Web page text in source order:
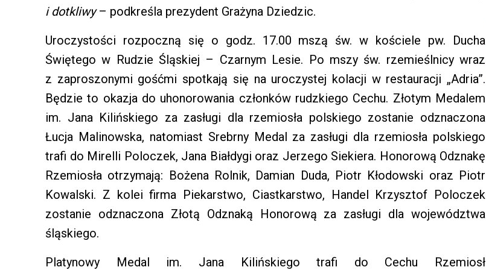
i dotkliwy– podkreśla prezydent Grażyna Dziedzic.
Uroczystości rozpoczną się o godz. 17.00 mszą św. w kościele pw. Ducha
Świętego w Rudzie Śląskiej – Czarnym Lesie. Po mszy św. rzemieślnicy wraz
z zaproszonymi gośćmi spotkają się na uroczystej kolacji w restauracji „Adria”.
Będzie to okazja do uhonorowania członków rudzkiego Cechu. Złotym Medalem
im. Jana Kilińskiego za zasługi dla rzemiosła polskiego zostanie odznaczona
Łucja Malinowska, natomiast Srebrny Medal za zasługi dla rzemiosła polskiego
trafi do Mirelli Poloczek, Jana Białdygi oraz Jerzego Siekiera. Honorową Odznakę
Rzemiosła otrzymają: Bożena Rolnik, Damian Duda, Piotr Kłodowski oraz Piotr
Kowalski. Z kolei firma Piekarstwo, Ciastkarstwo, Handel Krzysztof Poloczek
zostanie odznaczona Złotą Odznaką Honorową za zasługi dla województwa
śląskiego.
Platynowy Medal im. Jana Kilińskiego trafi do Cechu Rzemiosł